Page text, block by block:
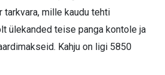
mille kaudu tehti
ülekanded teise panga kontole ja
Kahju on ligi 5850